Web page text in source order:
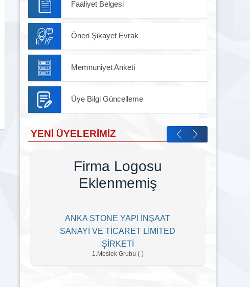
Faaliyet Belgesi
Öneri Şikayet Evrak
Memnuniyet Anketi
Üye Bilgi Güncelleme
YENI ÜYELERIMIZ
Firma Logosu
Eklenmemiş
ANKA STONE YAPI İNŞAAT
SANAYİ VE TİCARET LİMİTED
ŞİRKETİ
1.Meslek Grubu (-)